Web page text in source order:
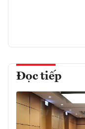
Đọc tiếp